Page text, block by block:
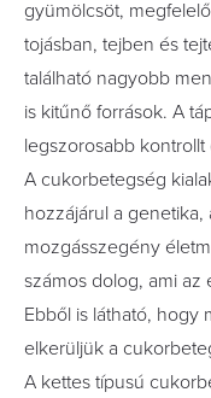
gyümölcsöt,
tojásban, tejben és
található nagyobb
is kitűnő források. A
legszorosabb
A cukorbetegség
hozzájárul a
mozgásszegény
számos dolog, ami az
Ebből is látható, hogy
elkerüljük a
A kettes típusú